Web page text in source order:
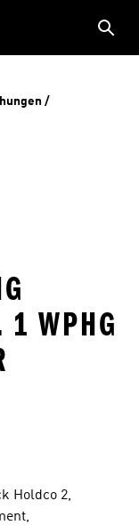
M
Holdco 2,